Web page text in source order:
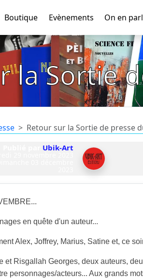
Boutique Evènements On en
la Sortie
Retour sur la Sortie de presse
Ubik-Art
en quête d'un auteur...
Alex, Joffrey, Marius, Satine et, ce
et Risgallah Georges, deux auteurs,
personnages/acteurs... Aux grands